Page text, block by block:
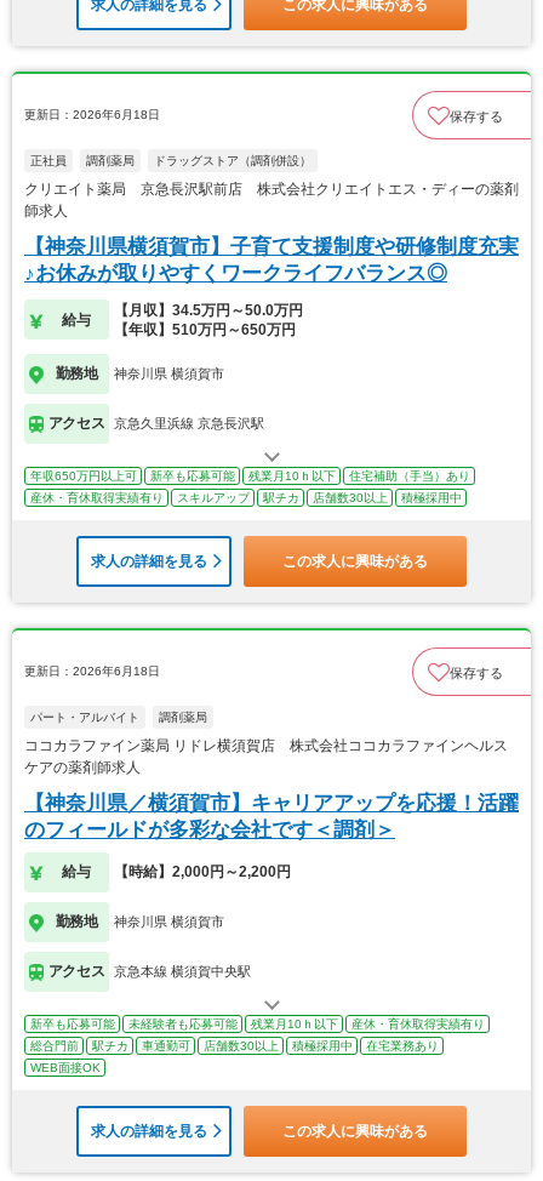
求人の詳細を見る この求人に興味がある
更新日：2026年6月18日 保存する
正社員 調剤薬局 ドラッグストア（調剤併設）
クリエイト薬局 京急長沢駅前店 株式会社クリエイトエス・ディーの薬剤
師求人
【神奈川県横須賀市】子育て支援制度や研修制度充実
♪お休みが取りやすくワークライフバランス◎
給与
【月収】34.5万円～50.0万円
【年収】510万円～650万円
勤務地 神奈川県 横須賀市
アクセス 京急久里浜線 京急長沢駅
年収650万円以上可 新卒も応募可能 残業月10ｈ以下
住宅補助（手当）あり
産休・育休取得実績有り
スキルアップ 駅チカ 店舗数30以上 積極採用中
求人の詳細を見る この求人に興味がある
更新日：2026年6月18日 保存する
パート・アルバイト 調剤薬局
ココカラファイン薬局 リドレ横須賀店 株式会社ココカラファインヘルス
ケアの薬剤師求人
【神奈川県／横須賀市】キャリアアップを応援！活躍
のフィールドが多彩な会社です＜調剤＞
給与 【時給】2,000円～2,200円
勤務地 神奈川県 横須賀市
アクセス 京急本線 横須賀中央駅
新卒も応募可能 未経験者も応募可能 残業月10ｈ以下
産休・育休取得実績有り
総合門前
駅チカ 車通勤可 店舗数30以上 積極採用中
在宅業務あり
WEB面接OK
求人の詳細を見る この求人に興味がある